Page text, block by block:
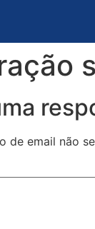
de email não